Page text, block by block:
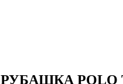
РУБАШКА